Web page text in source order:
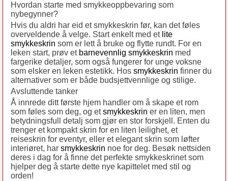
Hvordan starte med smykkeoppbevaring som
nybegynner?
Hvis du aldri har eid et smykkeskrin før, kan det føles
overveldende å velge. Start enkelt med et lite
smykkeskrin som er lett å bruke og flytte rundt. For en
leken start, prøv et barnevennlig smykkeskrin med
fargerike detaljer, som også fungerer for unge voksne
som elsker en leken estetikk. Hos smykkeskrin finner du
alternativer som er både budsjettvennlige og stilige.
Avsluttende tanker
Å innrede ditt første hjem handler om å skape et rom
som føles som deg, og etsmykkeskrin er en liten, men
betydningsfull detalj som gjør en stor forskjell. Enten du
trenger et kompakt skrin for en liten leilighet, et
reiseskrin for eventyr, eller et elegant skrin som løfter
interiøret, har smykkeskrin noe for deg. Besøk nettsiden
deres i dag for å finne det perfekte smykkeskrinet som
hjelper deg å starte dette nye kapittelet med stil og
orden!